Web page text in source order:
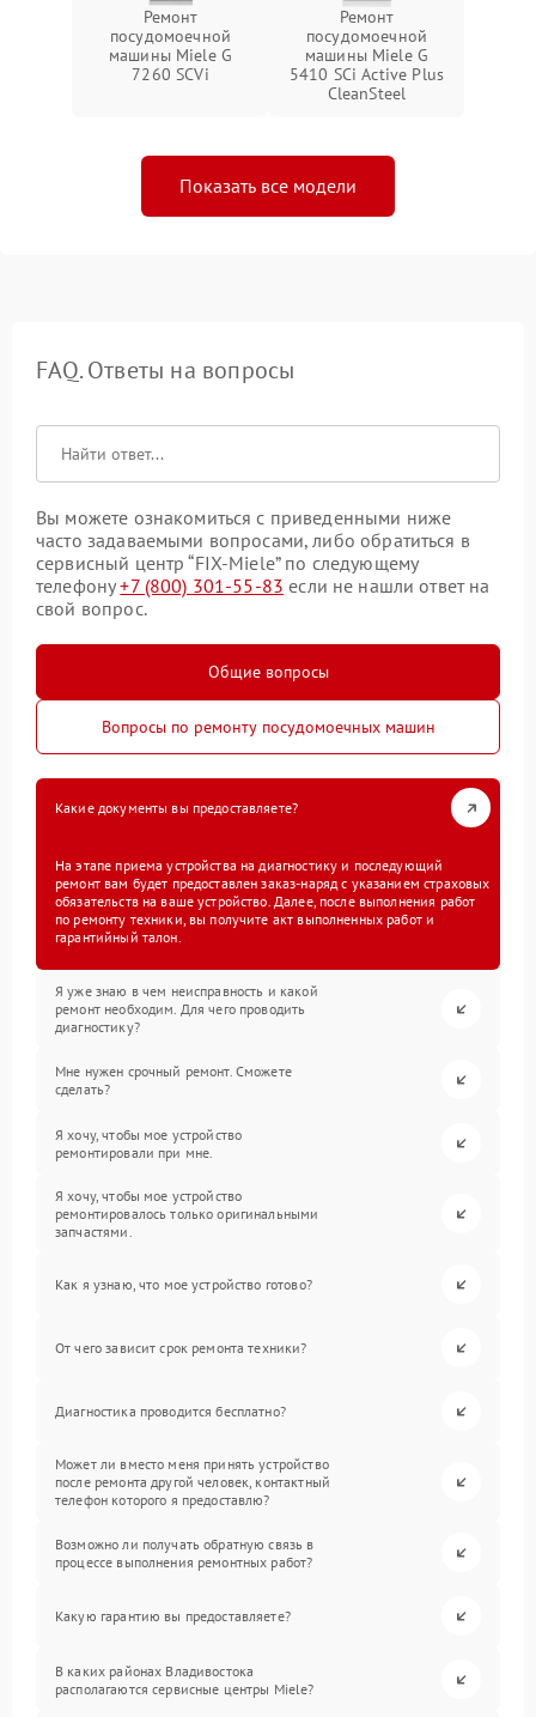
Ремонт
посудомоечной
машины Miele G
7260 SCVi
Ремонт
посудомоечной
машины Miele G
5410 SCi Active Plus
CleanSteel
Показать все модели
FAQ. Ответы на вопросы
Вы можете ознакомиться с приведенными ниже
часто задаваемыми вопросами, либо обратиться в
сервисный центр “FIX-Miele” по следующему
телефону+7 (800) 301-55-83 если не нашли ответ на
свой вопрос.
Общие вопросы
Вопросы по ремонту посудомоечных машин
Какие документы вы предоставляете?
На этапе приема устройства на диагностику и последующий
ремонт вам будет предоставлен заказ-наряд с указанием страховых
обязательств на ваше устройство. Далее, после выполнения работ
по ремонту техники, вы получите акт выполненных работ и
гарантийный талон.
Я уже знаю в чем неисправность и какой
ремонт необходим. Для чего проводить
диагностику?
Мне нужен срочный ремонт. Сможете
сделать?
Я хочу, чтобы мое устройство
ремонтировали при мне.
Я хочу, чтобы мое устройство
ремонтировалось только оригинальными
запчастями.
Как я узнаю, что мое устройство готово?
От чего зависит срок ремонта техники?
Диагностика проводится бесплатно?
Может ли вместо меня принять устройство
после ремонта другой человек, контактный
телефон которого я предоставлю?
Возможно ли получать обратную связь в
процессе выполнения ремонтных работ?
Какую гарантию вы предоставляете?
В каких районах Владивостока
располагаются сервисные центры Miele?